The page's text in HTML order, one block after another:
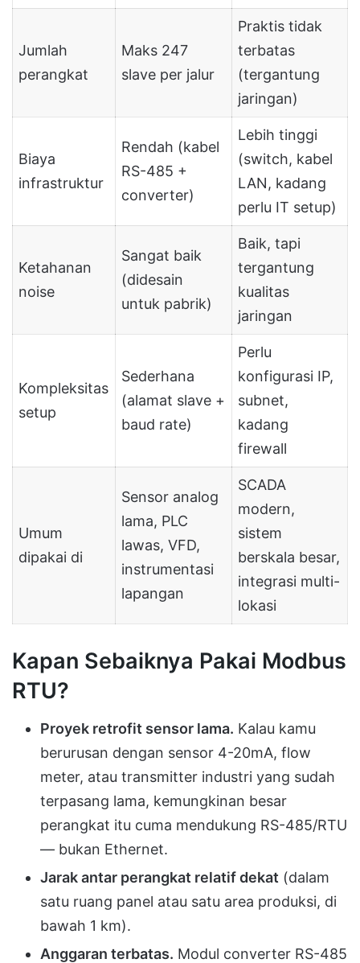
Jumlah
perangkat
Maks 247
slave per jalur
Praktis tidak
terbatas
(tergantung
jaringan)
Biaya
infrastruktur
Rendah (kabel
RS-485 +
converter)
Lebih tinggi
(switch, kabel
LAN, kadang
perlu IT setup)
Ketahanan
noise
Sangat baik
(didesain
untuk pabrik)
Baik, tapi
tergantung
kualitas
jaringan
Kompleksitas
setup
Sederhana
(alamat slave +
baud rate)
Perlu
konfigurasi IP,
subnet,
kadang
firewall
Umum
dipakai di
Sensor analog
lama, PLC
lawas, VFD,
instrumentasi
lapangan
SCADA
modern,
sistem
berskala besar,
integrasi multi-
lokasi
Kapan Sebaiknya Pakai Modbus
RTU?
Proyek retrofit sensor lama. Kalau kamu
berurusan dengan sensor 4-20mA, flow
meter, atau transmitter industri yang sudah
terpasang lama, kemungkinan besar
perangkat itu cuma mendukung RS-485/RTU
— bukan Ethernet.
Jarak antar perangkat relatif dekat (dalam
satu ruang panel atau satu area produksi, di
bawah 1 km).
Anggaran terbatas. Modul converter RS-485